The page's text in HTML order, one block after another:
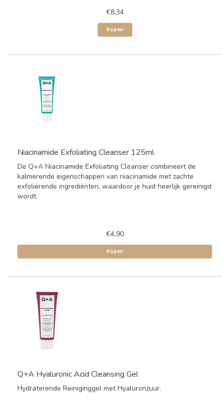
€8,34
Kopen
Niacinamide Exfoliating Cleanser 125ml
De Q+A Niacinamide Exfoliating Cleanser combineert de
kalmerende eigenschappen van niacinamide met zachte
exfoliërende ingrediënten, waardoor je huid heerlijk gereinigd
wordt.
€4,90
Kopen
Q+A Hyaluronic Acid Cleansing Gel
Hydraterende Reiniginggel met Hyaluronzuur.